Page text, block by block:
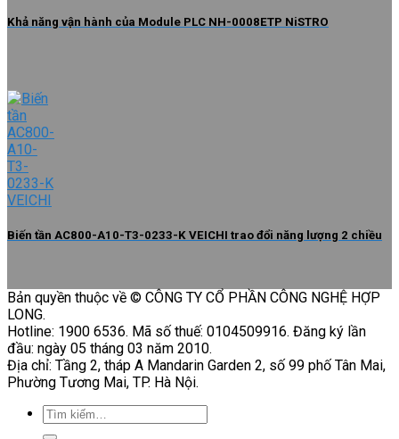
Khả năng vận hành của Module PLC NH-0008ETP NiSTRO
Biến tần AC800-A10-T3-0233-K VEICHI trao đổi năng lượng 2 chiều
Bản quyền thuộc về © CÔNG TY CỔ PHẦN CÔNG NGHỆ HỢP
LONG.
Hotline: 1900 6536. Mã số thuế: 0104509916. Đăng ký lần
đầu: ngày 05 tháng 03 năm 2010.
Địa chỉ: Tầng 2, tháp A Mandarin Garden 2, số 99 phố Tân Mai,
Phường Tương Mai, TP. Hà Nội.
Tìm
kiếm: